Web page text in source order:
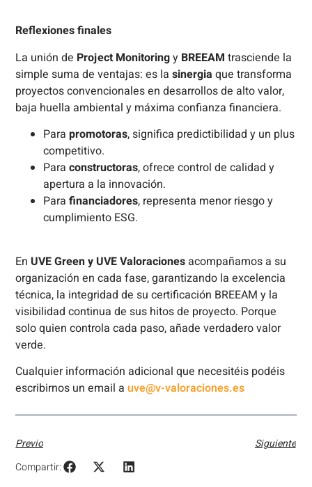
Reflexiones finales
La unión de Project Monitoringy BREEAM trasciende la
simple suma de ventajas: es lasinergia que transforma
proyectos convencionales en desarrollos de alto valor,
baja huella ambiental y máxima confianza financiera.
Parapromotoras, significa predictibilidad y un plus
competitivo.
Paraconstructoras, ofrece control de calidad y
apertura a la innovación.
Parafinanciadores, representa menor riesgo y
cumplimiento ESG.
En UVE Green y UVE Valoracionesacompañamos a su
organización en cada fase, garantizando la excelencia
técnica, la integridad de su certificación BREEAM y la
visibilidad continua de sus hitos de proyecto. Porque
solo quien controla cada paso, añade verdadero valor
verde.
Cualquier información adicional que necesitéis podéis
escribirnos un email auve@v-valoraciones.es
Previo
Siguiente
Compartir: